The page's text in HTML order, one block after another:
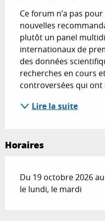
Ce forum n’a pas
nouvelles
plutôt un panel
internationaux de
des données
recherches en cours
controversées qui ont
Lire la suite
Horaires
Du 19 octobre 2026
le lundi, le mardi